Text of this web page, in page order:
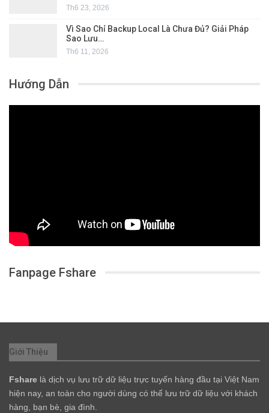
Th6 23, 2026
Vì Sao Chỉ Backup Local Là Chưa Đủ? Giải Pháp
Sao Lưu…
Th6 11, 2026
Hướng Dẫn
Fanpage Fshare
Giới Thiệu
Fshare là dịch vụ lưu trữ dữ liệu trực tuyến hàng đầu tại Việt Nam
hiện nay, an toàn cho người dùng có thể lưu trữ dữ liệu với khách
hàng, bạn bè, gia đình.